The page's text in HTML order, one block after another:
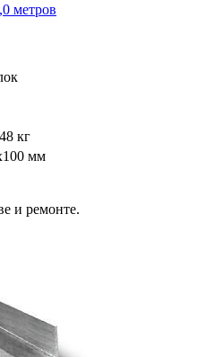
метров
кг
мм
и ремонте.